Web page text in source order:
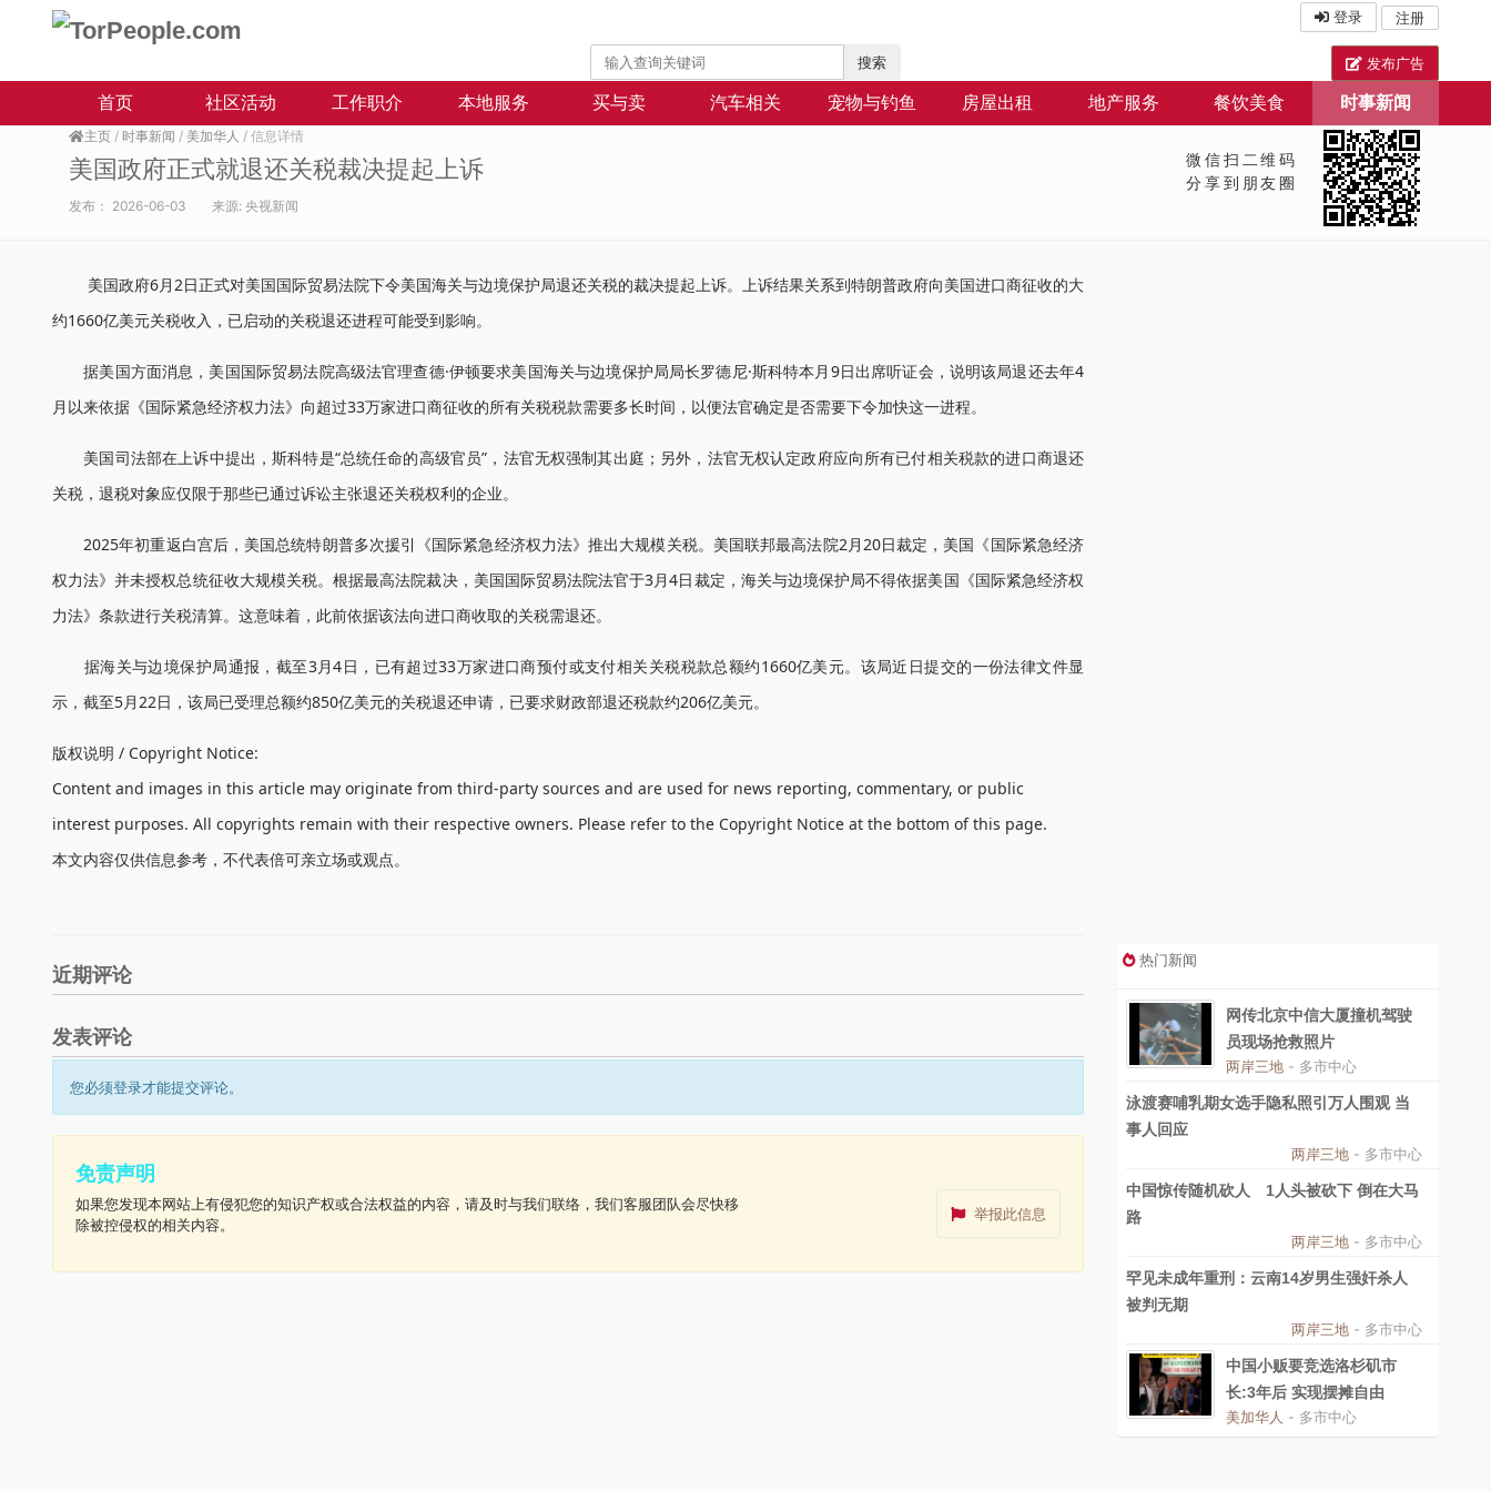
搜索
登录 注册
发布广告
首页 社区活动 工作职介 本地服务 买与卖 汽车相关 宠物与钓鱼 房屋出租 地产服务 餐饮美食 时事新闻
主页 / 时事新闻 / 美加华人 / 信息详情
美国政府正式就退还关税裁决提起上诉
发布： 2026-06-03 来源: 央视新闻
微信扫二维码
分享到朋友圈
美国政府6月2日正式对美国国际贸易法院下令美国海关与边境保护局退还关税的裁决提起上诉。上诉结果关系到特朗普政府向美国进口商征收的大
约1660亿美元关税收入，已启动的关税退还进程可能受到影响。
据美国方面消息，美国国际贸易法院高级法官理查德·伊顿要求美国海关与边境保护局局长罗德尼·斯科特本月9日出席听证会，说明该局退还去年4
月以来依据《国际紧急经济权力法》向超过33万家进口商征收的所有关税税款需要多长时间，以便法官确定是否需要下令加快这一进程。
美国司法部在上诉中提出，斯科特是“总统任命的高级官员”，法官无权强制其出庭；另外，法官无权认定政府应向所有已付相关税款的进口商退还
关税，退税对象应仅限于那些已通过诉讼主张退还关税权利的企业。
2025年初重返白宫后，美国总统特朗普多次援引《国际紧急经济权力法》推出大规模关税。美国联邦最高法院2月20日裁定，美国《国际紧急经济
权力法》并未授权总统征收大规模关税。根据最高法院裁决，美国国际贸易法院法官于3月4日裁定，海关与边境保护局不得依据美国《国际紧急经济权
力法》条款进行关税清算。这意味着，此前依据该法向进口商收取的关税需退还。
据海关与边境保护局通报，截至3月4日，已有超过33万家进口商预付或支付相关关税税款总额约1660亿美元。该局近日提交的一份法律文件显
示，截至5月22日，该局已受理总额约850亿美元的关税退还申请，已要求财政部退还税款约206亿美元。
版权说明 / Copyright Notice:
Content and images in this article may originate from third-party sources and are used for news reporting, commentary, or public
interest purposes. All copyrights remain with their respective owners. Please refer to the Copyright Notice at the bottom of this page.
本文内容仅供信息参考，不代表倍可亲立场或观点。
近期评论
发表评论
您必须登录才能提交评论。
免责声明
如果您发现本网站上有侵犯您的知识产权或合法权益的内容，请及时与我们联络，我们客服团队会尽快移
除被控侵权的相关内容。
举报此信息
热门新闻
网传北京中信大厦撞机驾驶
员现场抢救照片
两岸三地 - 多市中心
泳渡赛哺乳期女选手隐私照引万人围观 当
事人回应
两岸三地 - 多市中心
中国惊传随机砍人 1人头被砍下 倒在大马
路
两岸三地 - 多市中心
罕见未成年重刑：云南14岁男生强奸杀人
被判无期
两岸三地 - 多市中心
中国小贩要竞选洛杉矶市
长:3年后 实现摆摊自由
美加华人 - 多市中心